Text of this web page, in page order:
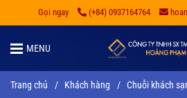
Gọi ngay (+84) 0937164764
MENU
Trang chủ / Khách hàng / Chuỗi khách